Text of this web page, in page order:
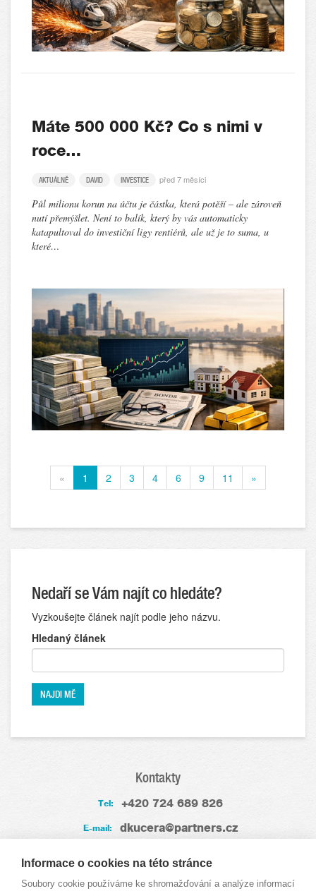
Máte 500 000 Kč? Co s nimi v
roce…
AKTUÁLNĚ DAVID INVESTICE před 7 měsíci
Půl milionu korun na účtu je částka, která potěší – ale zároveň
nutí přemýšlet. Není to balík, který by vás automaticky
katapultoval do investiční ligy rentiérů, ale už je to suma, u
které…
« 1 2 3 4 6 9 11 »
Nedaří se Vám najít co hledáte?
Vyzkoušejte článek najít podle jeho názvu.
Hledaný článek
Kontakty
Tel: +420 724 689 826
E-mail: dkucera@partners.cz
Zkušenosti
Informace o cookies na této stránce
Soubory cookie používáme ke shromažďování a analýze informací